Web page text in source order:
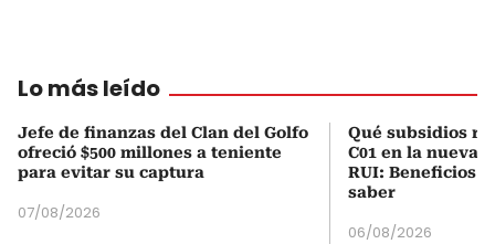
Lo más leído
Jefe de finanzas del Clan del Golfo
ofreció $500 millones a teniente
para evitar su captura
07/08/2026
Qué subsidios
C01 en la nueva
RUI: Beneficios
saber
06/08/2026